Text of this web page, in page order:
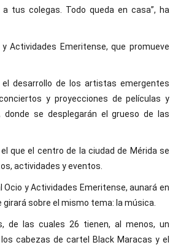
tus colegas. Todo queda en casa”, ha
Actividades Emeritense, que promueve
desarrollo de los artistas emergentes
y proyecciones de películas y
donde se desplegarán el grueso de las
que el centro de la ciudad de Mérida se
actividades y eventos.
y Actividades Emeritense, aunará en
sobre el mismo tema: la música.
de las cuales 26 tienen, al menos, un
cabezas de cartel Black Maracas y el